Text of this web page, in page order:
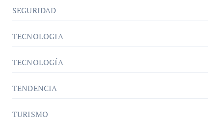
SEGURIDAD
TECNOLOGIA
TECNOLOGÍA
TENDENCIA
TURISMO